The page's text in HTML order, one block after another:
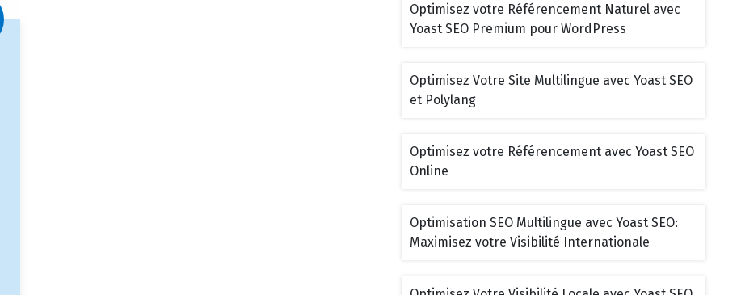
Optimisez votre Référencement Naturel avec
Yoast SEO Premium pour WordPress
Optimisez Votre Site Multilingue avec Yoast SEO
et Polylang
Optimisez votre Référencement avec Yoast SEO
Online
Optimisation SEO Multilingue avec Yoast SEO:
Maximisez votre Visibilité Internationale